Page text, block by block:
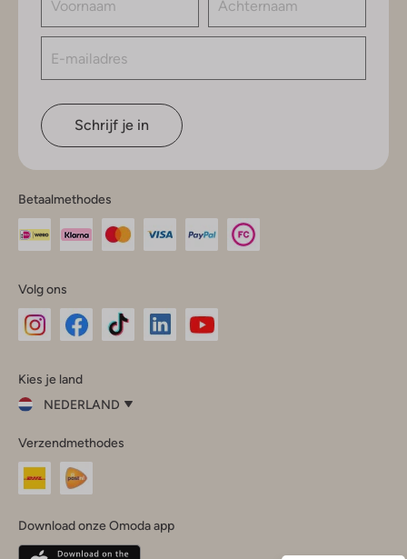
Schrijf je in
Betaalmethodes
Volg ons
InstagramFacebook
Kies je land
NEDERLAND
je
land
Nederland
Belgique(Français)
Verzendmethodes
Download onze Omoda app